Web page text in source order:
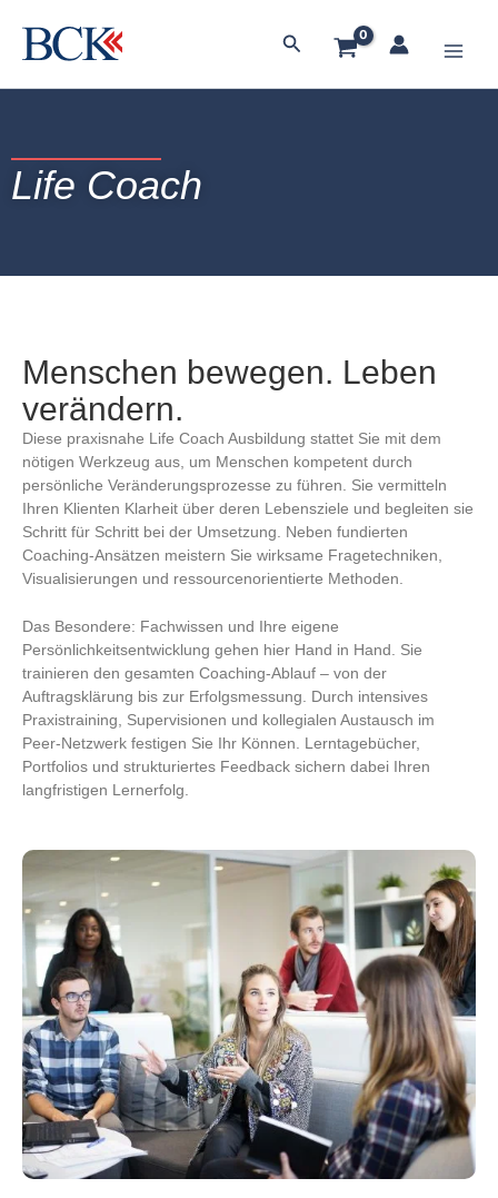
Inhalt
springen
Suchen
Life Coach
Menschen bewegen. Leben
verändern.
Diese praxisnahe Life Coach Ausbildung stattet Sie mit dem
nötigen Werkzeug aus, um Menschen kompetent durch
persönliche Veränderungsprozesse zu führen. Sie vermitteln
Ihren Klienten Klarheit über deren Lebensziele und begleiten sie
Schritt für Schritt bei der Umsetzung. Neben fundierten
Coaching-Ansätzen meistern Sie wirksame Fragetechniken,
Visualisierungen und ressourcenorientierte Methoden.
Das Besondere: Fachwissen und Ihre eigene
Persönlichkeitsentwicklung gehen hier Hand in Hand. Sie
trainieren den gesamten Coaching-Ablauf – von der
Auftragsklärung bis zur Erfolgsmessung. Durch intensives
Praxistraining, Supervisionen und kollegialen Austausch im
Peer-Netzwerk festigen Sie Ihr Können. Lerntagebücher,
Portfolios und strukturiertes Feedback sichern dabei Ihren
langfristigen Lernerfolg.